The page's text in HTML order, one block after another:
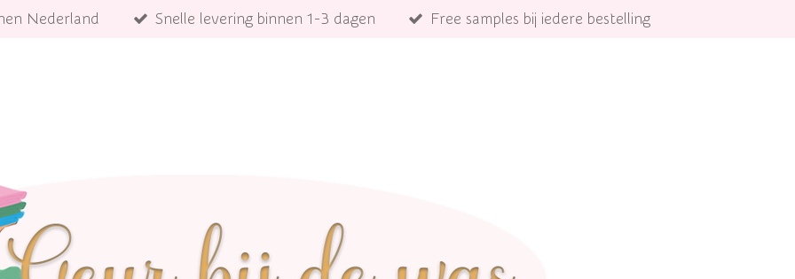
Nederland Snelle levering binnen 1-3 dagen Free samples bij iedere bestelling